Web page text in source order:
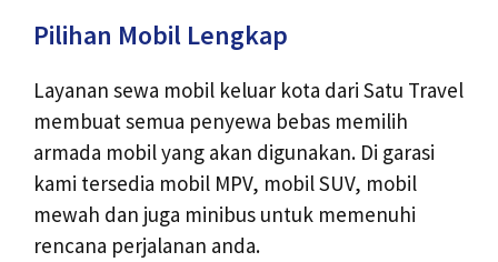
Pilihan Mobil Lengkap
Layanan sewa mobil keluar kota dari Satu Travel
membuat semua penyewa bebas memilih
armada mobil yang akan digunakan. Di garasi
kami tersedia mobil MPV, mobil SUV, mobil
mewah dan juga minibus untuk memenuhi
rencana perjalanan anda.